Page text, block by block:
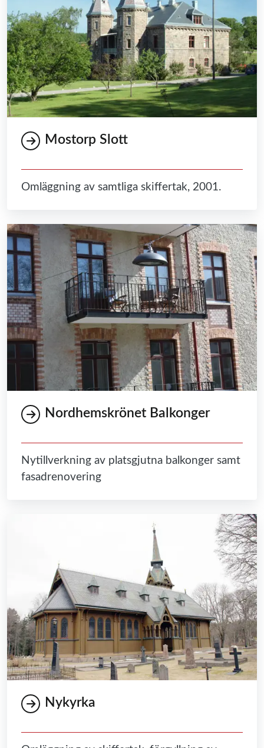
Mostorp Slott
Omläggning av samtliga skiffertak, 2001.
Nordhemskrönet Balkonger
Nytillverkning av platsgjutna balkonger samt
fasadrenovering
Nykyrka